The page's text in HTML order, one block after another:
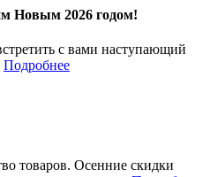
Новым 2026 годом!
с вами наступающий
Подробнее
товаров. Осенние скидки